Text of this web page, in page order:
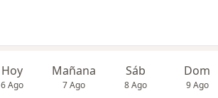
Hoy
6 Ago
Mañana
7 Ago
Sáb
8 Ago
Dom
9 Ago